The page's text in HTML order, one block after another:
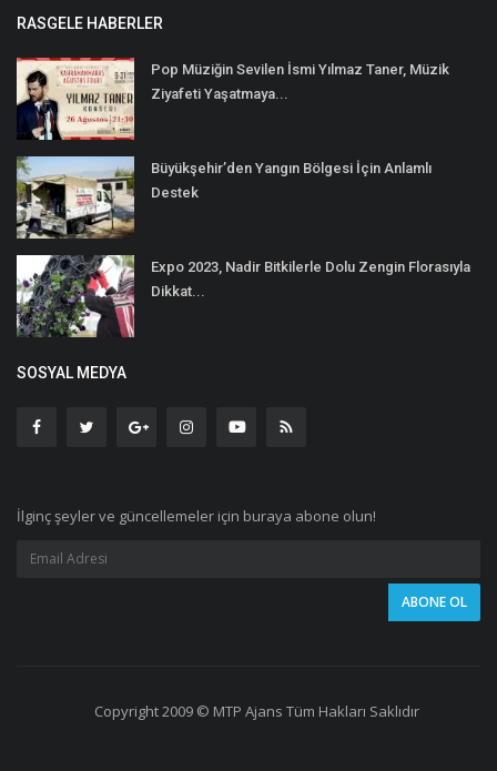
RASGELE HABERLER
Pop Müziğin Sevilen İsmi Yılmaz Taner, Müzik
Ziyafeti Yaşatmaya...
Büyükşehir’den Yangın Bölgesi İçin Anlamlı
Destek
Expo 2023, Nadir Bitkilerle Dolu Zengin Florasıyla
Dikkat...
SOSYAL MEDYA
İlginç şeyler ve güncellemeler için buraya abone olun!
Copyright 2009 © MTP Ajans Tüm Hakları Saklıdır